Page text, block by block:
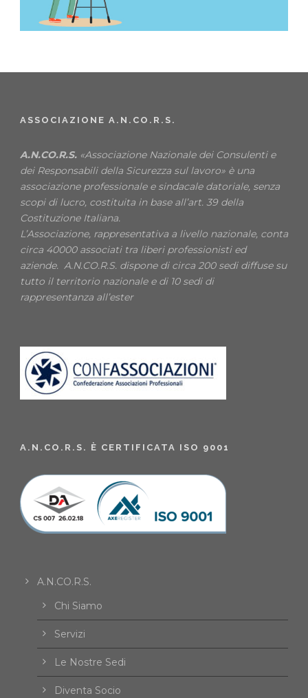
ASSOCIAZIONE A.N.CO.R.S.
A.N.CO.R.S. «Associazione Nazionale dei Consulenti e
dei Responsabili della Sicurezza sul lavoro» è una
associazione professionale e sindacale datoriale, senza
scopi di lucro, costituita in base all’art. 39 della
Costituzione Italiana.
L’Associazione, rappresentativa a livello nazionale, conta
circa 40000 associati tra liberi professionisti ed
aziende. A.N.CO.R.S. dispone di circa 200 sedi diffuse su
tutto il territorio nazionale e di 10 sedi di
rappresentanza all’ester
A.N.CO.R.S. È CERTIFICATA ISO 9001
A.N.CO.R.S.
Chi Siamo
Servizi
Le Nostre Sedi
Diventa Socio